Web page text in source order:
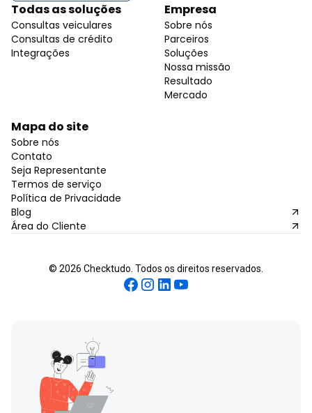
Todas as soluções
Consultas veiculares
Consultas de crédito
Integrações
Empresa
Sobre nós
Parceiros
Soluções
Nossa missão
Resultado
Mercado
Mapa do site
Sobre nós
Contato
Seja Representante
Termos de serviço
Política de Privacidade
Blog
Área do Cliente
© 2026 Checktudo. Todos os direitos reservados.